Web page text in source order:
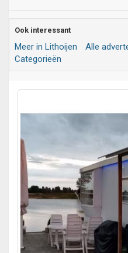
Ook interessant
Meer in Lithoijen Alle
Categorieën